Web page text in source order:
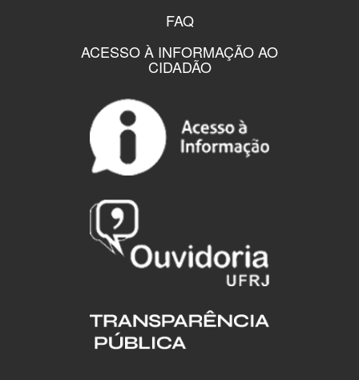
FAQ
ACESSO À INFORMAÇÃO AO
CIDADÃO